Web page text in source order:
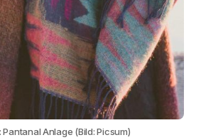
Pantanal Anlage (Bild: Picsum)